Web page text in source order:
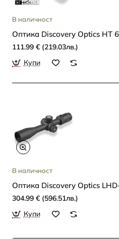
В наличност
Oптика Discovery Optics HT
111.99 € (219.03лв.)
Купи
В наличност
Oптика Discovery Optics
304.99 € (596.51лв.)
Купи